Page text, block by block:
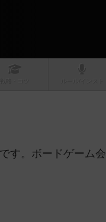
す。ボードゲーム会